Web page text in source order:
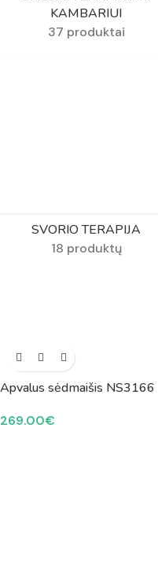
KAMBARIUI
37 produktai
SVORIO TERAPIJA
18 produktų
Apvalus sėdmaišis NS3166
269.00€